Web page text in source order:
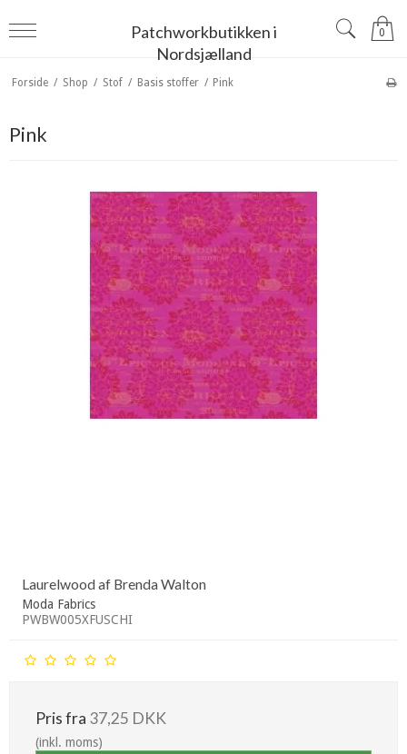
Patchworkbutikken i
Nordsjælland
0
Forside / Shop / Stof / Basis stoffer / Pink
Pink
Laurelwood af Brenda Walton
Moda Fabrics
PWBW005XFUSCHI
Pris fra 37,25 DKK
(inkl. moms)